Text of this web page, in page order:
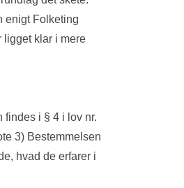
enigt Folketing
ligget klar i mere
i § 4 i lov nr.
3) Bestemmelsen
hvad de erfarer i